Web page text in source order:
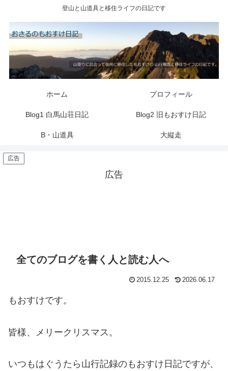
登山と山道具と移住ライフの日記です
ホーム プロフィール
Blog1 白馬山荘日記 Blog2 旧もおすけ日記
B・山道具 大縦走
広告
広告
全てのブログを書く人と読む人へ
2015.12.25 2026.06.17
もおすけです。
皆様、メリークリスマス。
いつもはぐうたら山行記録のもおすけ日記ですが、